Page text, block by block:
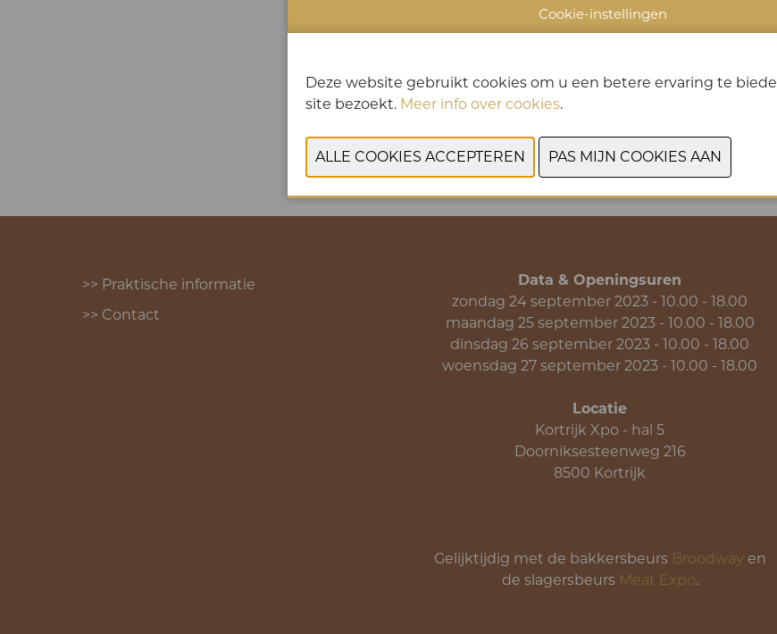
VORIGE VOLGENDE
>> Praktische informatie
>> Contact
Data & Openingsuren
zondag 24 september 2023 - 10.00 - 18.00
maandag 25 september 2023 - 10.00 - 18.00
dinsdag 26 september 2023 - 10.00 - 18.00
woensdag 27 september 2023 - 10.00 - 18.00
Locatie
Kortrijk Xpo - hal 5
Doorniksesteenweg 216
8500 Kortrijk
Gelijktijdig met de bakkersbeurs Broodway en
de slagersbeurs Meat Expo.
Cookie-instellingen
Deze website gebruikt cookies om u een betere ervaring te
site bezoekt. Meer info over cookies.